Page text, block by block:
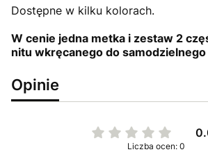
Dostępne w kilku kolorach.
W cenie jedna metka i zestaw 2
nitu wkręcanego do
Opinie
Liczba ocen: 0